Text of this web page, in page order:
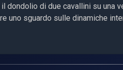
dondolio di due cavallini su una
uno sguardo sulle dinamiche